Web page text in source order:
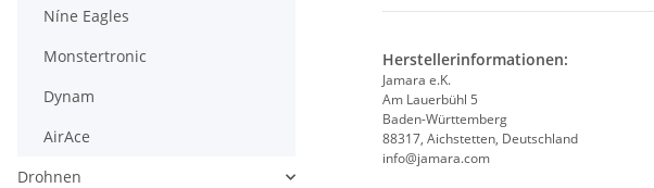
Herstellerinformationen:
Jamara e.K.
Am Lauerbühl 5
Baden-Württemberg
88317, Aichstetten, Deutschland
info@jamara.com
Níne Eagles
Monstertronic
Dynam
AirAce
Drohnen